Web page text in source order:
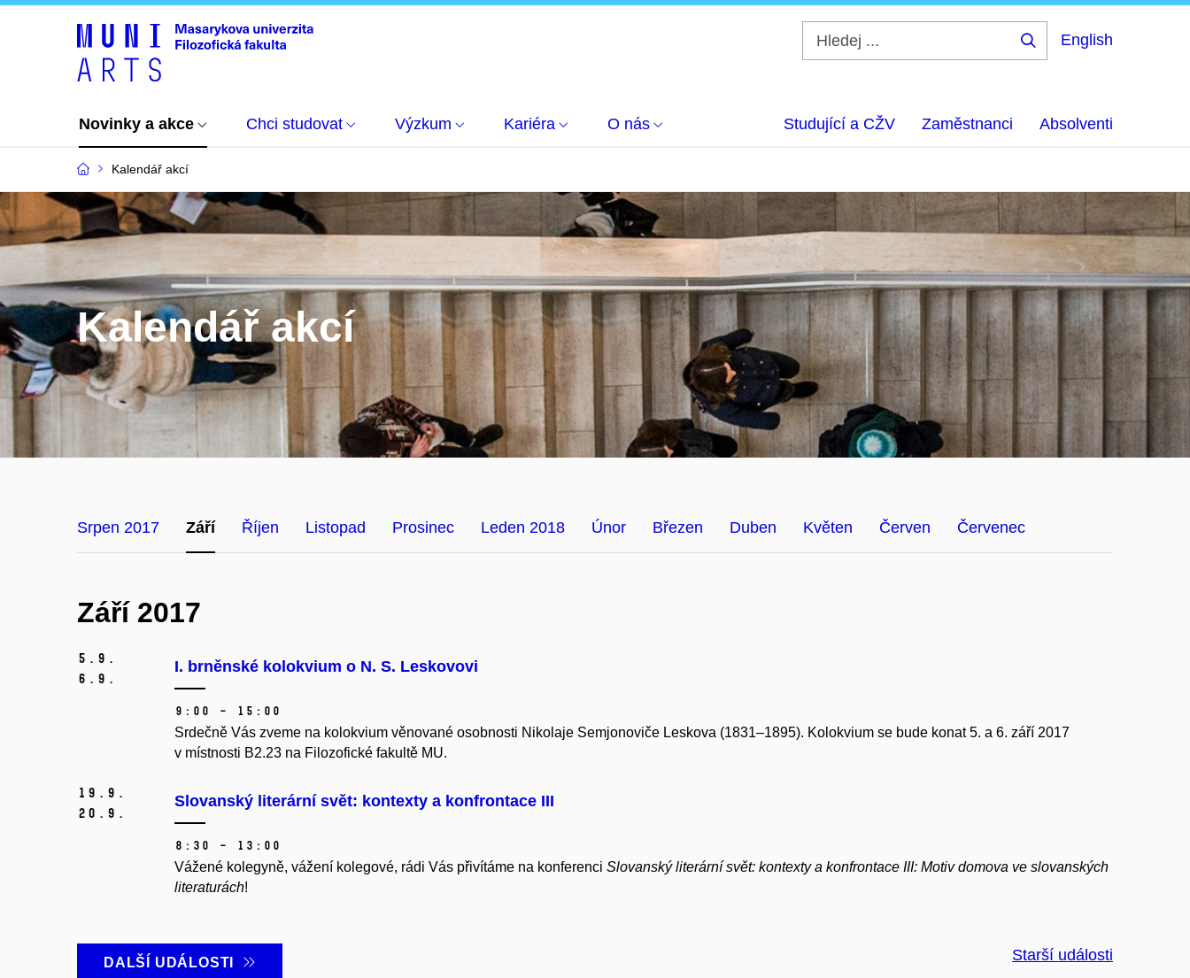
English
Novinky a akce Chci studovat Výzkum Kariéra O nás Studující a CŽV Zaměstnanci Absolventi
Kalendář akcí
Kalendář akcí
Srpen 2017 Září Říjen Listopad Prosinec Leden 2018 Únor Březen Duben Květen Červen Červenec
Září 2017
5. 9.
6. 9.
I. brněnské kolokvium o N. S. Leskovovi
9:00 – 15:00
Srdečně Vás zveme na kolokvium věnované osobnosti Nikolaje Semjonoviče Leskova (1831–1895). Kolokvium se bude konat 5. a 6. září 2017
v místnosti B2.23 na Filozofické fakultě MU.
19. 9.
20. 9.
Slovanský literární svět: kontexty a konfrontace III
8:30 – 13:00
Vážené kolegyně, vážení kolegové, rádi Vás přivítáme na konferenci Slovanský literární svět: kontexty a konfrontace III: Motiv domova ve slovanských
literaturách!
DALŠÍ UDÁLOSTI Starší události